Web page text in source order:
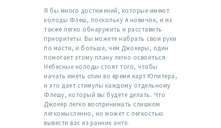
Я бы много достижений, которые имеют
колоды Флеш, поскольку я новичок, и их
также легко обнаружить и расставить
приоритеты. Вы можете набрать свои руки
по масти, и больше, чем Джокеры, один
помогает этому плану легко освоиться.
Небесные колоды стоят того, чтобы
начать иметь спин во время карт Юпитера,
и это дает стимулы каждому отдельному
Флешу, который вы будете делать. Что
Джокер легко воспринимать слишком
легкомысленно, но может с легкостью
вывести вас из ранних анте.